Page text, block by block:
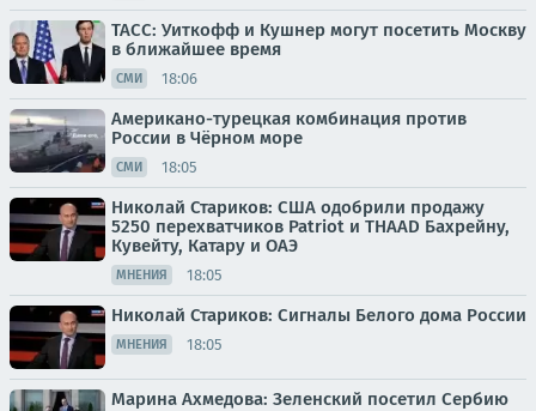
ТАСС: Уиткофф и Кушнер могут посетить Москву
в ближайшее время
СМИ 18:06
Американо-турецкая комбинация против
России в Чёрном море
СМИ 18:05
Николай Стариков: США одобрили продажу
5250 перехватчиков Patriot и THAAD Бахрейну,
Кувейту, Катару и ОАЭ
МНЕНИЯ 18:05
Николай Стариков: Сигналы Белого дома России
МНЕНИЯ 18:05
Марина Ахмедова: Зеленский посетил Сербию